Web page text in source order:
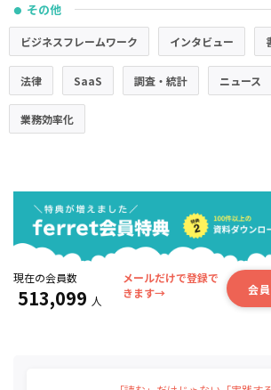
● その他
ビジネスフレームワーク インタビュー
法律 SaaS 調査・統計 ニュース
業務効率化
現在の会員数
513,099 人
メールだけで登録で
きます→
会